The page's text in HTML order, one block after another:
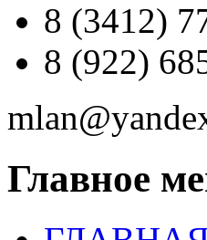
8 (3412)
8 (922)
Главное